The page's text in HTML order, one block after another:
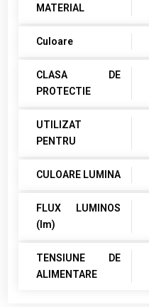
MATERIAL
Culoare
CLASA DE
PROTECTIE
UTILIZAT
PENTRU
CULOARE LUMINA
FLUX LUMINOS
(lm)
TENSIUNE DE
ALIMENTARE